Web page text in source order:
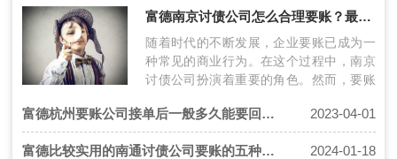
持以合法方式进行追债，以实现客户的收
账…
富德南京讨债公司怎么合理要账？最新要账技术分享！
随着时代的不断发展，企业要账已成为一
种常见的商业行为。在这个过程中，南京
讨债公司扮演着重要的角色。然而，要账
评…
富德杭州要账公司接单后一般多久能要回欠款 2023-04-01
富德比较实用的南通讨债公司要账的五种方法推荐 2024-01-18